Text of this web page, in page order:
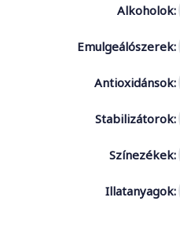
Alkoholok:
Emulgeálószerek:
Antioxidánsok:
Stabilizátorok:
Színezékek:
Illatanyagok: